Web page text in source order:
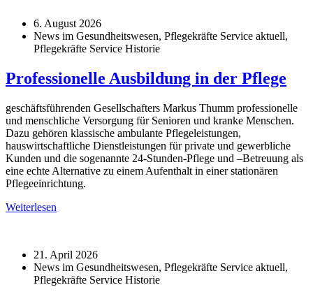
6. August 2026
News im Gesundheitswesen, Pflegekräfte Service aktuell,
Pflegekräfte Service Historie
Professionelle Ausbildung in der Pflege
geschäftsführenden Gesellschafters Markus Thumm professionelle
und menschliche Versorgung für Senioren und kranke Menschen.
Dazu gehören klassische ambulante Pflegeleistungen,
hauswirtschaftliche Dienstleistungen für private und gewerbliche
Kunden und die sogenannte 24-Stunden-Pflege und –Betreuung als
eine echte Alternative zu einem Aufenthalt in einer stationären
Pflegeeinrichtung.
Weiterlesen
21. April 2026
News im Gesundheitswesen, Pflegekräfte Service aktuell,
Pflegekräfte Service Historie